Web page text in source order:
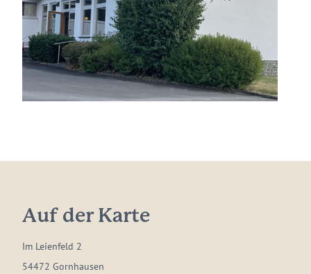
Auf der Karte
Im Leienfeld 2
54472 Gornhausen